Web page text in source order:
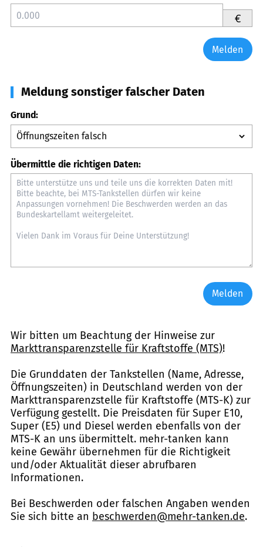
€
Melden
Meldung sonstiger falscher Daten
Grund:
Übermittle die richtigen Daten:
Melden
Wir bitten um Beachtung der Hinweise zur
Markttransparenzstelle für Kraftstoffe (MTS)!
Die Grunddaten der Tankstellen (Name, Adresse,
Öffnungszeiten) in Deutschland werden von der
Markttransparenzstelle für Kraftstoffe (MTS-K) zur
Verfügung gestellt. Die Preisdaten für Super E10,
Super (E5) und Diesel werden ebenfalls von der
MTS-K an uns übermittelt. mehr-tanken kann
keine Gewähr übernehmen für die Richtigkeit
und/oder Aktualität dieser abrufbaren
Informationen.
Bei Beschwerden oder falschen Angaben wenden
Sie sich bitte an beschwerden@mehr-tanken.de.